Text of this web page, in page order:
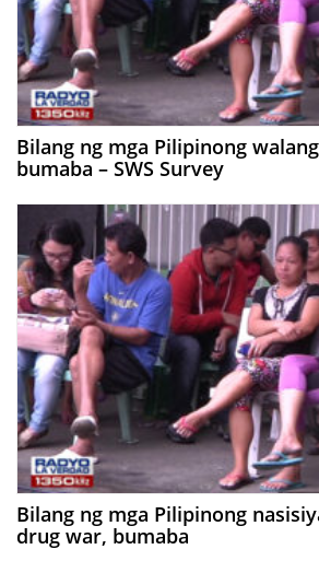
Bilang ng mga Pilipinong
bumaba – SWS Survey
Bilang ng mga Pilipinong
drug war, bumaba